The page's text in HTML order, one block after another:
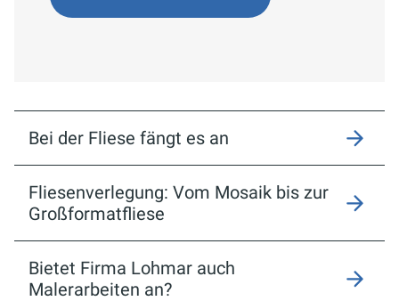
Bei der Fliese fängt es an
Fliesenverlegung: Vom Mosaik bis zur
Großformatfliese
Bietet Firma Lohmar auch
Malerarbeiten an?